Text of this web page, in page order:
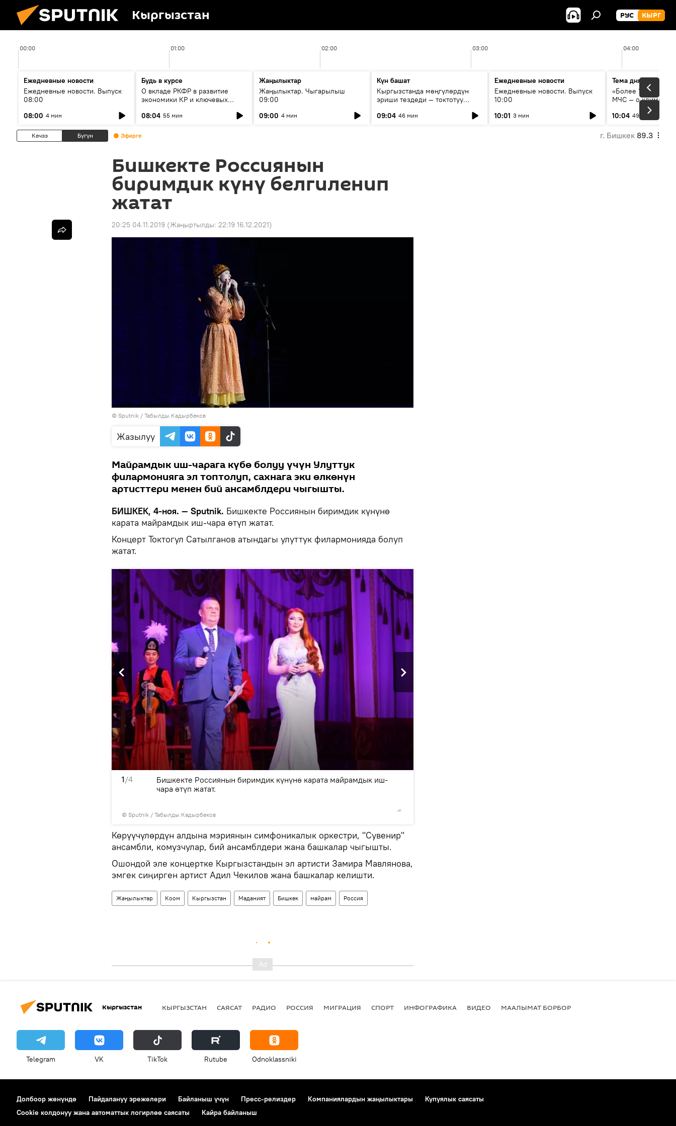
Кыргызстан РУС КЫРГ
00:00 01:00 02:00 03:00 04:00
Ежедневные новости
Ежедневные новости. Выпуск
08:00
08:00 4 мин
Будь в курсе
О вкладе РКФР в развитие
экономики КР и ключевых
08:04 55 мин
Жаңылыктар
Жаңылыктар. Чыгарылыш
09:00
09:00 4 мин
Күн башат
Кыргызстанда мөңгүлөрдүн
эриши тездеди — токтотуу
09:04 46 мин
Ежедневные новости
Ежедневные новости. Выпуск
10:00
10:01 3 мин
Тема дня
«Более 1200 сёл в
МЧС — о климате,
системе
населения
10:04 49 мин
Кечээ Бүгүн Эфирге г. Бишкек 89.3
Бишкекте Россиянын
биримдик күнү белгиленип
жатат
20:25 04.11.2019 (Жаңыртылды: 22:19 16.12.2021)
© Sputnik / Табылды Кадырбеков
Жазылуу
Майрамдык иш-чарага күбө болуу үчүн Улуттук
филармонияга эл топтолуп, сахнага эки өлкөнүн
артисттери менен бий ансамблдери чыгышты.
БИШКЕК, 4-ноя. — Sputnik. Бишкекте Россиянын биримдик күнүнө
карата майрамдык иш-чара өтүп жатат.
Концерт Токтогул Сатылганов атындагы улуттук филармонияда болуп
жатат.
1/4
© Sputnik / Табылды Кадырбеков
Бишкекте Россиянын биримдик күнүнө карата майрамдык иш-
чара өтүп жатат.
Көрүүчүлөрдүн алдына мэриянын симфоникалык оркестри, "Сувенир"
ансамбли, комузчулар, бий ансамблдери жана башкалар чыгышты.
Ошондой эле концертке Кыргызстандын эл артисти Замира Мавлянова,
эмгек сиңирген артист Адил Чекилов жана башкалар келишти.
Жаңылыктар Коом Кыргызстан Маданият Бишкек майрам Россия
Кыргызстан КЫРГЫЗСТАН САЯСАТ РАДИО РОССИЯ МИГРАЦИЯ СПОРТ ИНФОГРАФИКА ВИДЕО МААЛЫМАТ БОРБОР
Telegram VK ТikТоk Rutube Odnoklassniki
Долбоор жөнүндө Пайдалануу эрежелери Байланыш үчүн Пресс-релиздер Компаниялардын жаңылыктары
Купуялык саясаты
Cookie колдонуу жана автоматтык логирлөө саясаты
Кайра байланыш